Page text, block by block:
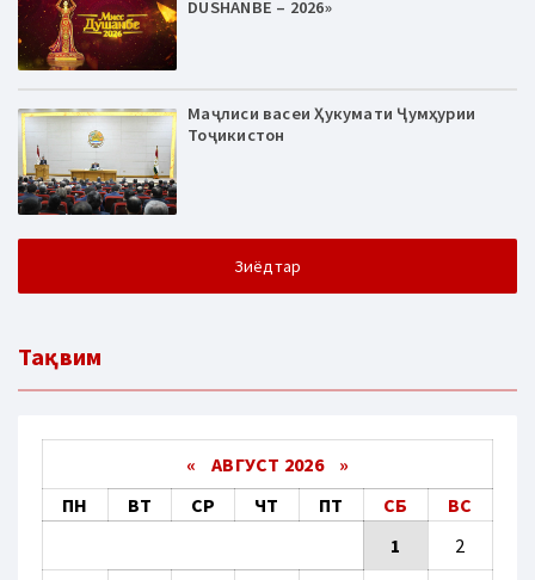
DUSHANBE – 2026»
Маҷлиси васеи Ҳукумати Ҷумҳурии
Тоҷикистон
Зиёдтар
Тақвим
« АВГУСТ 2026 »
ПН
ВТ СР ЧТ ПТ СБ
ВС
1
2